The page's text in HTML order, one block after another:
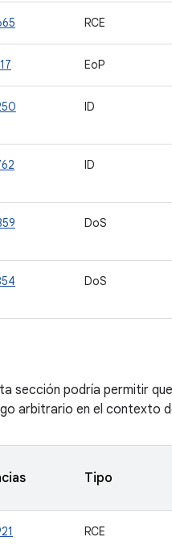
RCE
EoP
ID
ID
DoS
DoS
sección podría permitir
arbitrario en el contexto
Tipo
RCE